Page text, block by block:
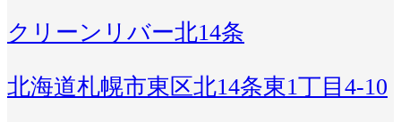
クリーンリバー北14条
北海道札幌市東区北14条東1丁目4-10